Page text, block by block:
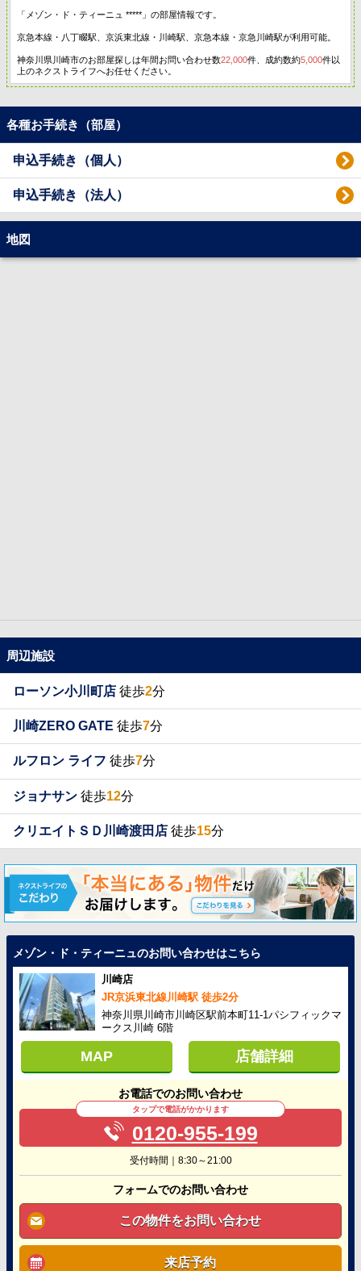
「メゾン・ド・ティーニュ *****」の部屋情報です。
京急本線・八丁畷駅、京浜東北線・川崎駅、京急本線・京急川崎駅が利用可能。
神奈川県川崎市のお部屋探しは年間お問い合わせ数22,000件、成約数約5,000件以
上のネクストライフへお任せください。
各種お手続き（部屋）
申込手続き（個人）
申込手続き（法人）
地図
周辺施設
ローソン小川町店 徒歩2分
川崎ZERO GATE 徒歩7分
ルフロン ライフ 徒歩7分
ジョナサン 徒歩12分
クリエイトＳＤ川崎渡田店 徒歩15分
メゾン・ド・ティーニュのお問い合わせはこちら
川崎店
JR京浜東北線川崎駅 徒歩2分
神奈川県川崎市川崎区駅前本町11-1パシフィックマ
ークス川崎 6階
MAP 店舗詳細
お電話でのお問い合わせ
タップで電話がかかります
0120-955-199
受付時間｜8:30～21:00
フォームでのお問い合わせ
この物件をお問い合わせ
来店予約